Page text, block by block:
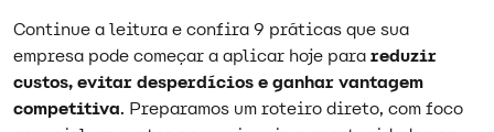
​Continue a leitura e confira 9 práticas que sua
empresa pode começar a aplicar hoje parareduzir
custos, evitar desperdícios e ganhar vantagem
competitiva. Preparamos um roteiro direto, com foco